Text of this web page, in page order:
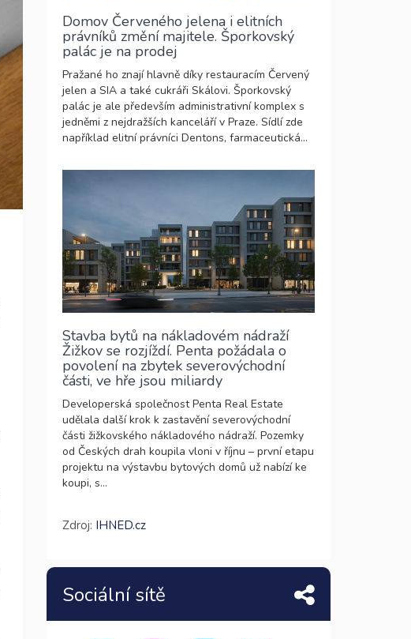
Domov Červeného jelena i elitních
právníků změní majitele. Šporkovský
palác je na prodej
Pražané ho znají hlavně díky restauracím Červený
jelen a SIA a také cukráři Skálovi. Šporkovský
palác je ale především administrativní komplex s
jedněmi z nejdražších kanceláří v Praze. Sídlí zde
například elitní právníci Dentons, farmaceutická...
Stavba bytů na nákladovém nádraží
Žižkov se rozjíždí. Penta požádala o
povolení na zbytek severovýchodní
části, ve hře jsou miliardy
Developerská společnost Penta Real Estate
udělala další krok k zastavění severovýchodní
části žižkovského nákladového nádraží. Pozemky
od Českých drah koupila vloni v říjnu – první etapu
projektu na výstavbu bytových domů už nabízí ke
koupi, s...
Zdroj: IHNED.cz
Sociální sítě